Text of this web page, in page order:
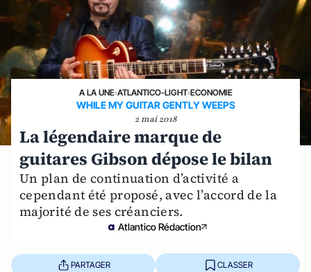
A LA UNE›ATLANTICO-LIGHT›ECONOMIE
WHILE MY GUITAR GENTLY WEEPS
2 mai 2018
La légendaire marque de
guitares Gibson dépose le bilan
Un plan de continuation d’activité a
cependant été proposé, avec l’accord de la
majorité de ses créanciers.
Atlantico Rédaction
PARTAGER CLASSER